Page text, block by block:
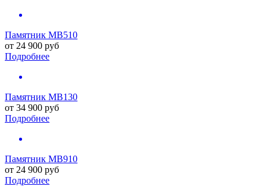
Памятник MB510
от 24 900 руб
Подробнее
Памятник MB130
от 34 900 руб
Подробнее
Памятник MB910
от 24 900 руб
Подробнее